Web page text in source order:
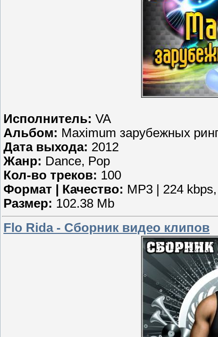
Исполнитель: VA
Альбом: Maximum зарубежных
Дата выхода: 2012
Жанр: Dance, Pop
Кол-во треков: 100
Формат | Качество: MP3 | 224
Размер: 102.38 Mb
Flo Rida - Сборник видео клипов